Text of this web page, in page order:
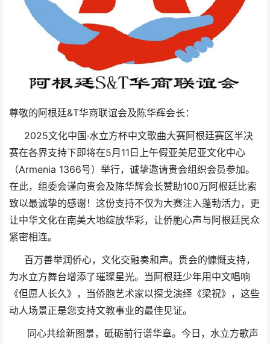
尊敬的阿根廷&T华商联谊会及陈华辉会长：
2025文化中国·水立方杯中文歌曲大赛阿根廷赛区半决
赛在各界支持下即将在5月11日上午假亚美尼亚文化中心
（Armenia 1366号）举行，诚挚邀请贵会组织会员参加。
在此，组委会谨向贵会及陈华辉会长赞助100万阿根廷比索
致以最诚挚的感谢！这份支持不仅为大赛注入蓬勃活力，更
让中华文化在南美大地绽放华彩，让侨胞心声与阿根廷民众
紧密相连。
百万善举润侨心，文化交融奏和声。贵会的慷慨支持，
为水立方舞台增添了璀璨星光。当阿根廷少年用中文唱响
《但愿人长久》，当侨胞艺术家以探戈演绎《梁祝》，这些
动人场景正是您支持文教事业的最佳见证。
同心共绘新图景，砥砺前行谱华章。今日，水立方歌声